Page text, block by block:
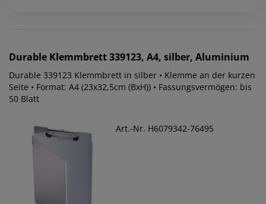
Durable Klemmbrett 339123, A4, silber, Aluminium
Durable 339123 Klemmbrett in silber • Klemme an der kurzen
Seite • Format: A4 (23x32,5cm (BxH)) • Fassungsvermögen: bis
50 Blatt
Art.-Nr. H6079342-76495